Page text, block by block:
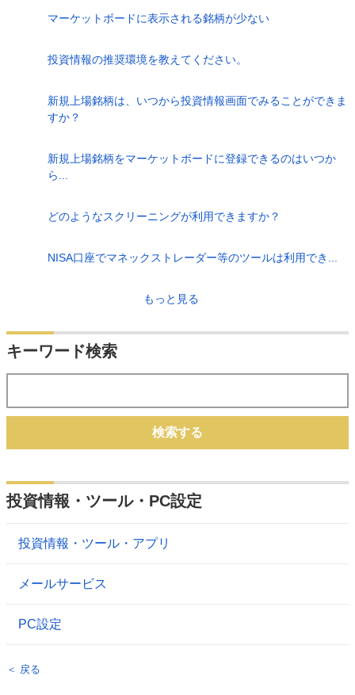
マーケットボードに表示される銘柄が少ない
投資情報の推奨環境を教えてください。
新規上場銘柄は、いつから投資情報画面でみることができま
すか？
新規上場銘柄をマーケットボードに登録できるのはいつか
ら...
どのようなスクリーニングが利用できますか？
NISA口座でマネックストレーダー等のツールは利用でき...
もっと見る
キーワード検索
検索する
投資情報・ツール・PC設定
投資情報・ツール・アプリ
メールサービス
PC設定
＜ 戻る